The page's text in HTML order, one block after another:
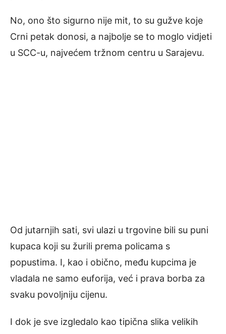
No, ono što sigurno nije mit, to su gužve koje
Crni petak donosi, a najbolje se to moglo vidjeti
u SCC-u, najvećem tržnom centru u Sarajevu.
Od jutarnjih sati, svi ulazi u trgovine bili su puni
kupaca koji su žurili prema policama s
popustima. I, kao i obično, među kupcima je
vladala ne samo euforija, već i prava borba za
svaku povoljniju cijenu.
I dok je sve izgledalo kao tipična slika velikih